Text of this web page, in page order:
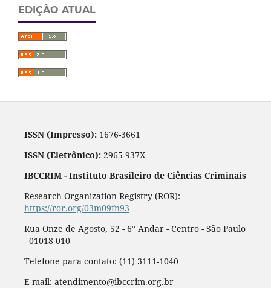
EDIÇÃO ATUAL
ISSN (Impresso):1676-3661
ISSN (Eletrônico):2965-937X
IBCCRIM - Instituto Brasileiro de Ciências Criminais
Research Organization Registry (ROR):
https://ror.org/03m09fn93
Rua Onze de Agosto, 52 - 6° Andar - Centro - São Paulo
- 01018-010
Telefone para contato: (11) 3111-1040
E-mail: atendimento@ibccrim.org.br